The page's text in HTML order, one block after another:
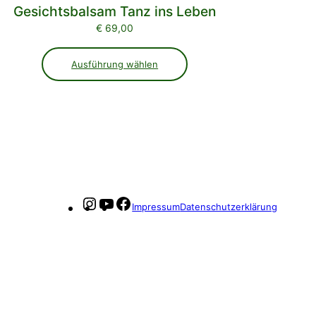
Gesichtsbalsam Tanz ins Leben
€ 69,00
Ausführung wählen
Instagram
YouTube
Facebook
ImpressumDatenschutzerklärung